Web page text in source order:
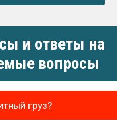
и ответы на
вопросы
груз?